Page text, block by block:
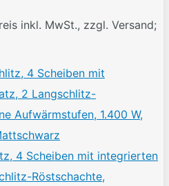
inkl. MwSt., zzgl. Versand;
4 Scheiben mit integrierten
Röstschachte,